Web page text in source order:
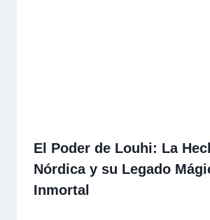
El Poder de Louhi: La
Nórdica y su Legado
Inmortal